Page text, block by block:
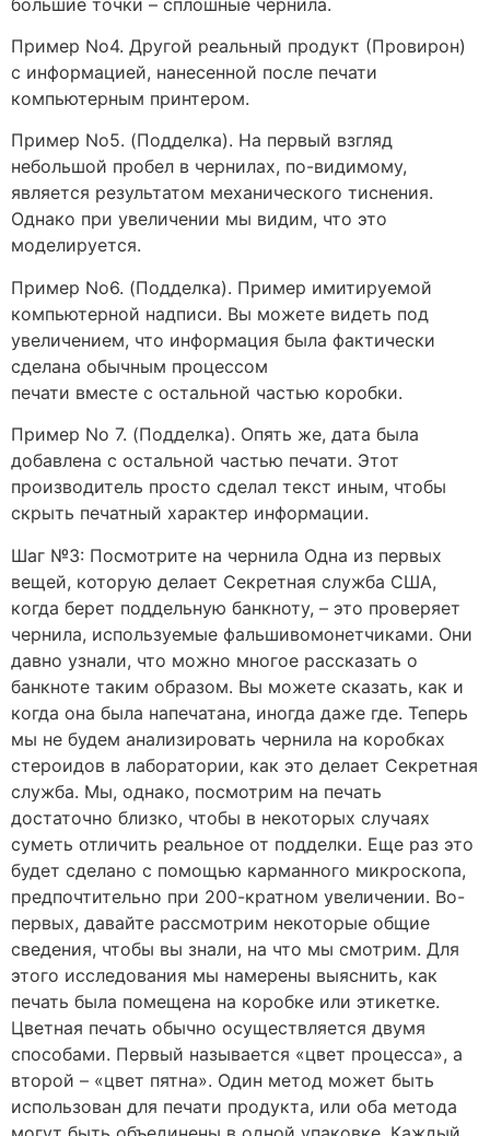
Пример No4. Другой реальный продукт (Провирон)
с информацией, нанесенной после печати
компьютерным принтером.
Пример No5. (Подделка). На первый взгляд
небольшой пробел в чернилах, по-видимому,
является результатом механического тиснения.
Однако при увеличении мы видим, что это
моделируется.
Пример No6. (Подделка). Пример имитируемой
компьютерной надписи. Вы можете видеть под
увеличением, что информация была фактически
сделана обычным процессом
печати вместе с остальной частью коробки.
Пример No 7. (Подделка). Опять же, дата была
добавлена с остальной частью печати. Этот
производитель просто сделал текст иным, чтобы
скрыть печатный характер информации.
Шаг №3: Посмотрите на чернила Одна из первых
вещей, которую делает Секретная служба США,
когда берет поддельную банкноту, – это проверяет
чернила, используемые фальшивомонетчиками. Они
давно узнали, что можно многое рассказать о
банкноте таким образом. Вы можете сказать, как и
когда она была напечатана, иногда даже где. Теперь
мы не будем анализировать чернила на коробках
стероидов в лаборатории, как это делает Секретная
служба. Мы, однако, посмотрим на печать
достаточно близко, чтобы в некоторых случаях
суметь отличить реальное от подделки. Еще раз это
будет сделано с помощью карманного микроскопа,
предпочтительно при 200-кратном увеличении. Во-
первых, давайте рассмотрим некоторые общие
сведения, чтобы вы знали, на что мы смотрим. Для
этого исследования мы намерены выяснить, как
печать была помещена на коробке или этикетке.
Цветная печать обычно осуществляется двумя
способами. Первый называется «цвет процесса», а
второй – «цвет пятна». Один метод может быть
использован для печати продукта, или оба метода